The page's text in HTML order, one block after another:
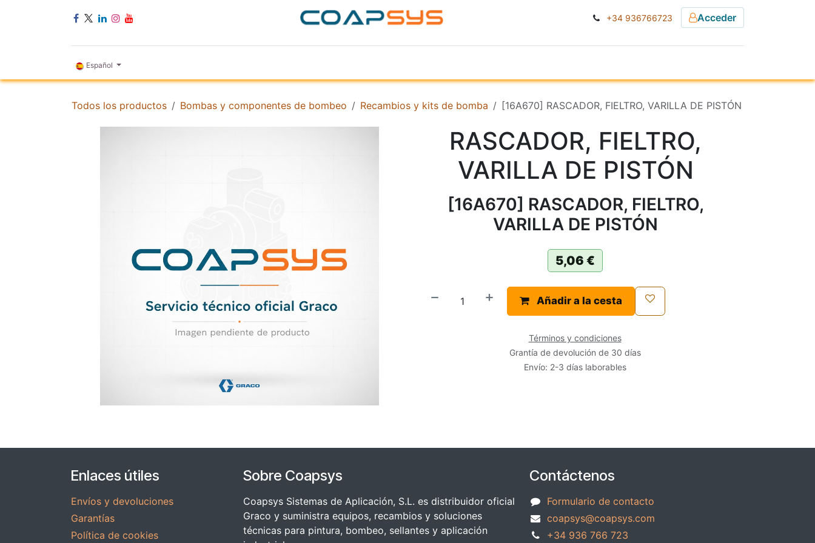
+34 936766723 Acceder
Español
Todos los productos Bombas y componentes de bombeo Recambios y kits de bomba [16A670] RASCADOR, FIELTRO, VARILLA DE PISTÓN
RASCADOR, FIELTRO,
VARILLA DE PISTÓN
[16A670] RASCADOR, FIELTRO,
VARILLA DE PISTÓN
5,06 €
Añadir a la cesta
Términos y condiciones
Grantía de devolución de 30 días
Envío: 2-3 días laborables
Enlaces útiles
Envíos y devoluciones
Garantías
Política de cookies
Sobre Coapsys
Coapsys Sistemas de Aplicación, S.L. es distribuidor oficial
Graco y suministra equipos, recambios y soluciones
técnicas para pintura, bombeo, sellantes y aplicación
Contáctenos
Formulario de contacto
coapsys@coapsys.com
+34 936 766 723